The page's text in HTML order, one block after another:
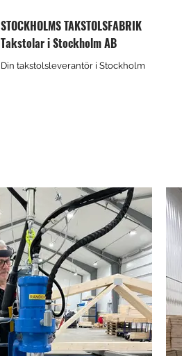
STOCKHOLMS TAKSTOLSFABRIK
Takstolar i Stockholm AB
Din takstolsleverantör i Stockholm